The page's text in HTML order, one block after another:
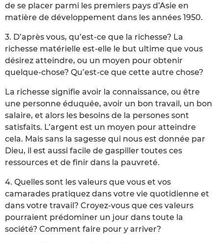
de se placer parmi les premiers pays d’Asie en
matière de développement dans les années 1950.
3. D’après vous, qu’est-ce que la richesse? La
richesse matérielle est-elle le but ultime que vous
désirez atteindre, ou un moyen pour obtenir
quelque-chose? Qu’est-ce que cette autre chose?
La richesse signifie avoir la connaissance, ou être
une personne éduquée, avoir un bon travail, un bon
salaire, et alors les besoins de la persones sont
satisfaits. L’argent est un moyen pour atteindre
cela. Mais sans la sagesse qui nous est donnée par
Dieu, il est aussi facile de gaspiller toutes ces
ressources et de finir dans la pauvreté.
4. Quelles sont les valeurs que vous et vos
camarades pratiquez dans votre vie quotidienne et
dans votre travail? Croyez-vous que ces valeurs
pourraient prédominer un jour dans toute la
société? Comment faire pour y arriver?